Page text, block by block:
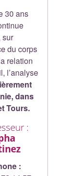
30 ans
sur
du corps
relation
l’analyse
dans
Tours.
:
: